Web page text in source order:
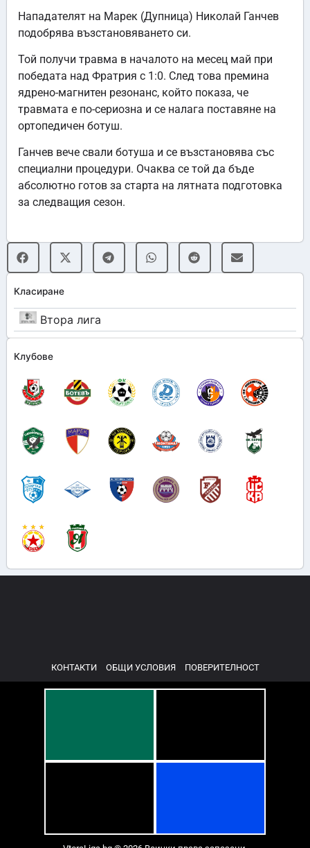
Класиране
Втора лига
Клубове
Нападателят на Марек (Дупница) Николай Ганчев
подобрява възстановяването си.
Той получи травма в началото на месец май при
победата над Фратрия с 1:0. След това премина
ядрено-магнитен резонанс, който показа, че
травмата е по-сериозна и се налага поставяне на
ортопедичен ботуш.
Ганчев вече свали ботуша и се възстановява със
специални процедури. Очаква се той да бъде
абсолютно готов за старта на лятната подготовка
за следващия сезон.
КОНТАКТИ ОБЩИ УСЛОВИЯ ПОВЕРИТЕЛНОСТ